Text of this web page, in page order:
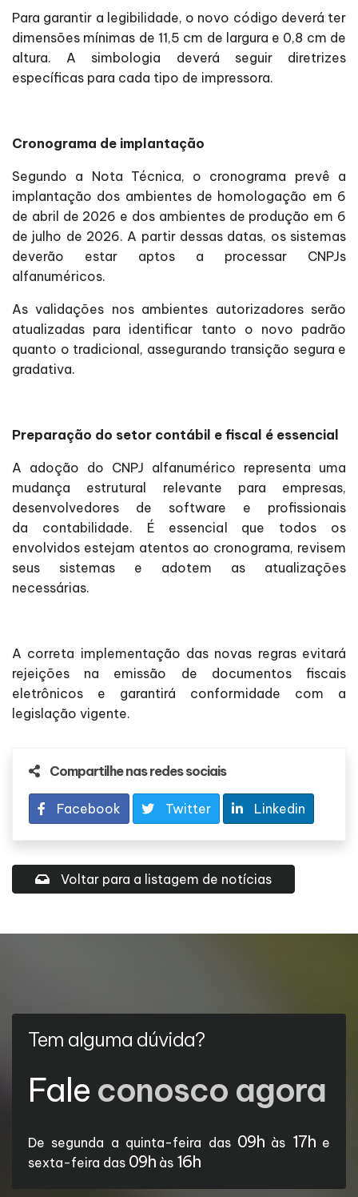
Para garantir a legibilidade, o novo código deverá ter
dimensões mínimas de 11,5 cm de largura e 0,8 cm de
altura. A simbologia deverá seguir diretrizes
específicas para cada tipo de impressora.
Cronograma de implantação
Segundo a Nota Técnica, o cronograma prevê a
implantação dos ambientes de homologação em 6
de abril de 2026 e dos ambientes de produção em 6
de julho de 2026. A partir dessas datas, os sistemas
deverão estar aptos a processar CNPJs
alfanuméricos.
As validações nos ambientes autorizadores serão
atualizadas para identificar tanto o novo padrão
quanto o tradicional, assegurando transição segura e
gradativa.
Preparação do setor contábil e fiscal é essencial
A adoção do CNPJ alfanumérico representa uma
mudança estrutural relevante para empresas,
desenvolvedores de software e profissionais
da contabilidade. É essencial que todos os
envolvidos estejam atentos ao cronograma, revisem
seus sistemas e adotem as atualizações
necessárias.
A correta implementação das novas regras evitará
rejeições na emissão de documentos fiscais
eletrônicos e garantirá conformidade com a
legislação vigente.
Compartilhe nas redes sociais
Facebook Twitter Linkedin
Voltar para a listagem de notícias
Tem alguma dúvida?
Fale conosco agora
De segunda a quinta-feira das 09hàs 17he
sexta-feira das 09h às 16h